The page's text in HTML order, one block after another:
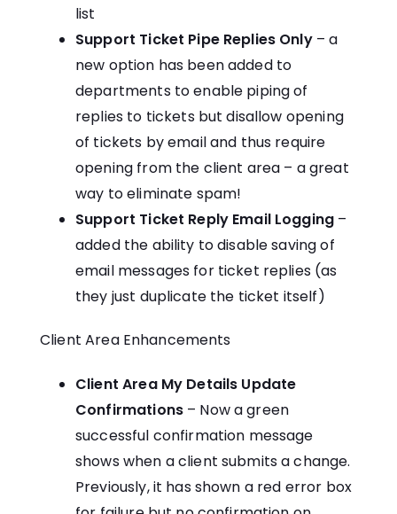
list
Support Ticket Pipe Replies Only– a
new option has been added to
departments to enable piping of
replies to tickets but disallow opening
of tickets by email and thus require
opening from the client area – a great
way to eliminate spam!
Support Ticket Reply Email Logging –
added the ability to disable saving of
email messages for ticket replies (as
they just duplicate the ticket itself)
Client Area Enhancements
Client Area My Details Update
Confirmations– Now a green
successful confirmation message
shows when a client submits a change.
Previously, it has shown a red error box